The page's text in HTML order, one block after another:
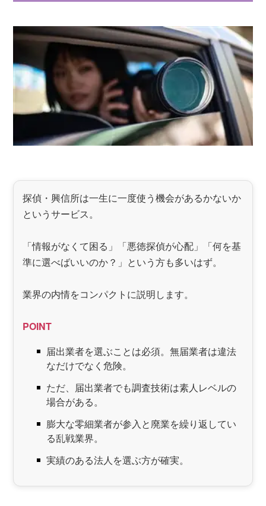
探偵・興信所は一生に一度使う機会があるかないか
というサービス。
「情報がなくて困る」「悪徳探偵が心配」「何を基
準に選べばいいのか？」という方も多いはず。
業界の内情をコンパクトに説明します。
POINT
届出業者を選ぶことは必須。無届業者は違法
なだけでなく危険。
ただ、届出業者でも調査技術は素人レベルの
場合がある。
膨大な零細業者が参入と廃業を繰り返してい
る乱戦業界。
実績のある法人を選ぶ方が確実。